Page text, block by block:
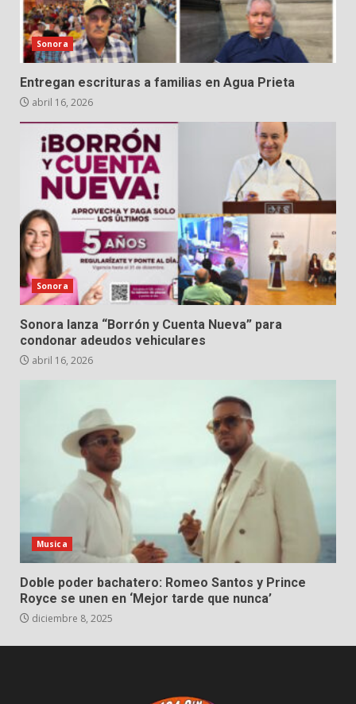
Sonora
Entregan escrituras a familias en Agua Prieta
abril 16, 2026
Sonora
Sonora lanza “Borrón y Cuenta Nueva” para
condonar adeudos vehiculares
abril 16, 2026
Musica
Doble poder bachatero: Romeo Santos y Prince
Royce se unen en ‘Mejor tarde que nunca’
diciembre 8, 2025